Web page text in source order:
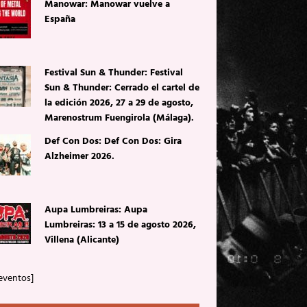
Manowar: Manowar vuelve a
España
Festival Sun & Thunder: Festival
Sun & Thunder: Cerrado el cartel de
la edición 2026, 27 a 29 de agosto,
Marenostrum Fuengirola (Málaga).
Def Con Dos: Def Con Dos: Gira
Alzheimer 2026.
Aupa Lumbreiras: Aupa
Lumbreiras: 13 a 15 de agosto 2026,
Villena (Alicante)